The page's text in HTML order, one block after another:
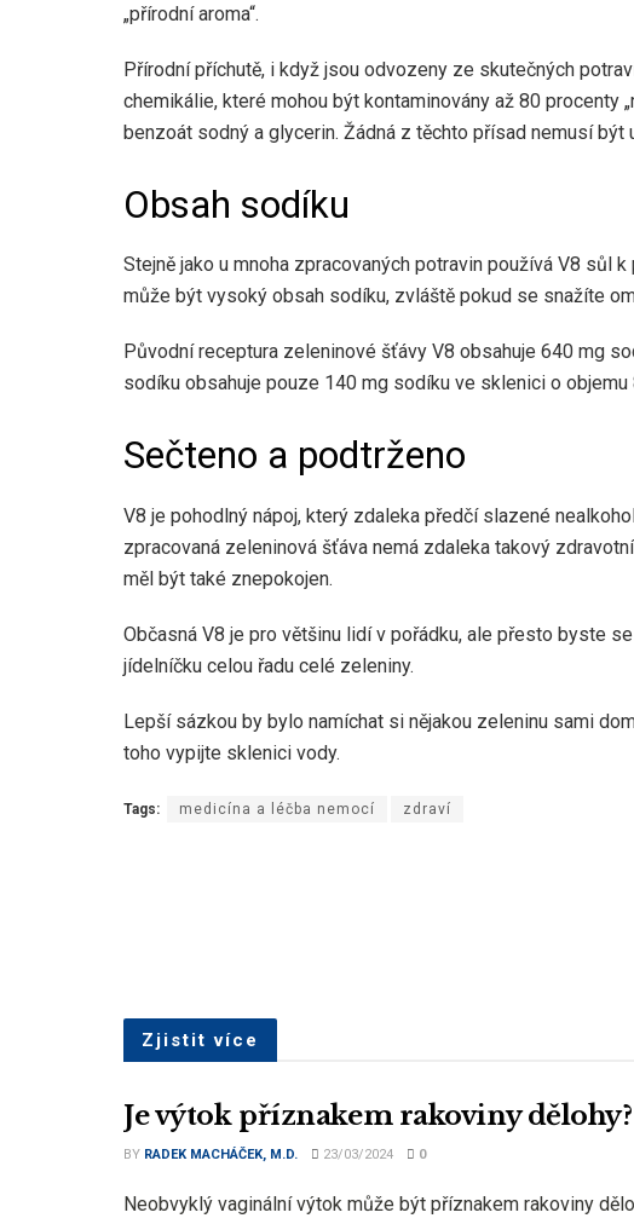
„přírodní aroma“.
Přírodní příchutě, i když jsou odvozeny ze skutečných
chemikálie, které mohou být kontaminovány až 80 procenty
benzoát sodný a glycerin. Žádná z těchto přísad nemusí být
Obsah sodíku
Stejně jako u mnoha zpracovaných potravin používá V8 sůl
může být vysoký obsah sodíku, zvláště pokud se snažíte
Původní receptura zeleninové šťávy V8 obsahuje 640 mg
sodíku obsahuje pouze 140 mg sodíku ve sklenici o objemu
Sečteno a podtrženo
V8 je pohodlný nápoj, který zdaleka předčí slazené
zpracovaná zeleninová šťáva nemá zdaleka takový
měl být také znepokojen.
Občasná V8 je pro většinu lidí v pořádku, ale přesto byste
jídelníčku celou řadu celé zeleniny.
Lepší sázkou by bylo namíchat si nějakou zeleninu sami
toho vypijte sklenici vody.
Tags: medicína a léčba nemocí zdraví
Zjistit více
Je výtok příznakem rakoviny dělohy?
BY RADEK MACHÁČEK, M.D. 23/03/2024 0
Neobvyklý vaginální výtok může být příznakem rakoviny